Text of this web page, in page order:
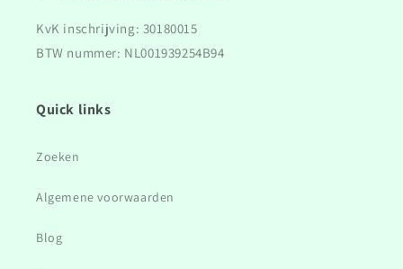
KvK inschrijving: 30180015
BTW nummer: NL001939254B94
Quick links
Zoeken
Algemene voorwaarden
Blog